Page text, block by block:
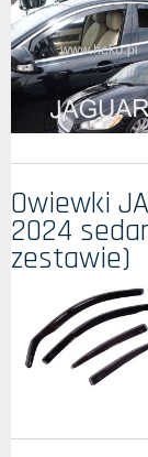
Owiewki
2024
zestawie)